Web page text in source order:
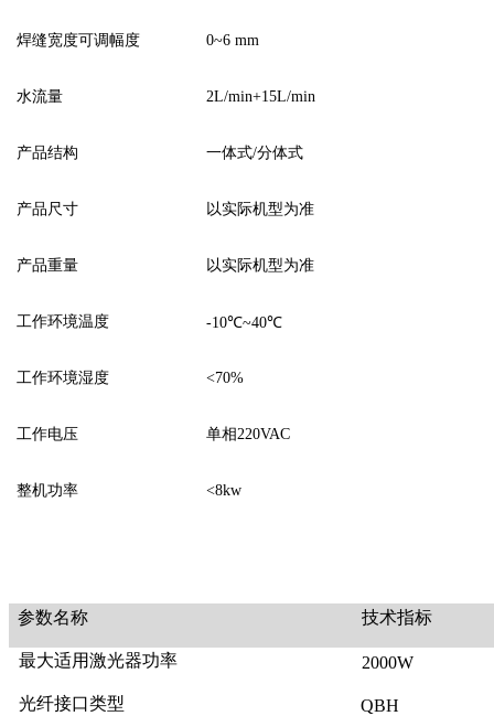
焊缝宽度可调幅度 0~6 mm
水流量 2L/min+15L/min
产品结构 一体式/分体式
产品尺寸 以实际机型为准
产品重量 以实际机型为准
工作环境温度 -10℃~40℃
工作环境湿度 <70%
工作电压 单相 220VAC
整机功率 <8kw
参数名称 技术指标
最大适用激光器功率 2000W
光纤接口类型 QBH